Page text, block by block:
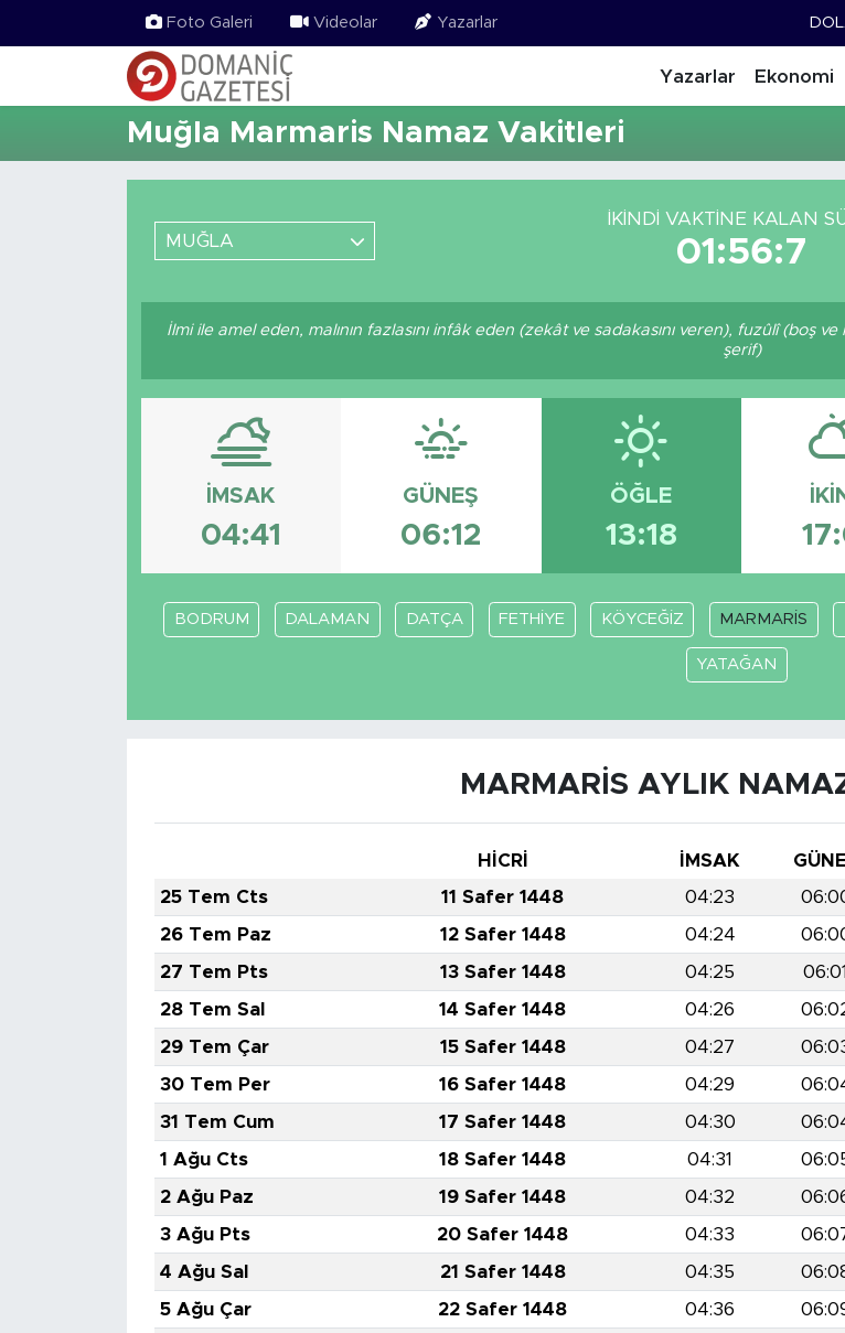
Foto Galeri Videolar Yazarlar
Yazarlar Ekonomi
Muğla Marmaris Namaz Vakitleri
MUĞLA
İKINDI VAKTINE KALAN
01:56:7
İlmi ile amel eden, malının fazlasını infâk eden (zekât ve sadakasını veren), fuzûlî
şerif)
İMSAK
04:41
GÜNEŞ
06:12
ÖĞLE
13:18
BODRUM DALAMAN DATÇA FETHİYE KÖYCEĞİZ MARMARİS
YATAĞAN
MARMARİS AYLIK
HİCRİ İMSAK
25 Tem Cts
11 Safer 1448 04:23
26 Tem Paz
12 Safer 1448 04:24
27 Tem Pts
13 Safer 1448 04:25 06:01
28 Tem Sal
14 Safer 1448 04:26
29 Tem Çar
15 Safer 1448 04:27
30 Tem Per
16 Safer 1448 04:29
31 Tem Cum
17 Safer 1448 04:30
1 Ağu Cts
18 Safer 1448 04:31
2 Ağu Paz
19 Safer 1448 04:32
3 Ağu Pts
20 Safer 1448 04:33
4 Ağu Sal
21 Safer 1448 04:35
5 Ağu Çar
22 Safer 1448 04:36